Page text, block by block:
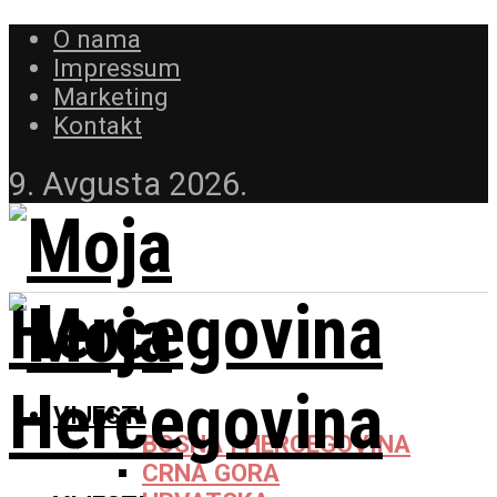
O nama
Impressum
Marketing
Kontakt
9. Avgusta 2026.
VIJESTI
BOSNA I HERCEGOVINA
CRNA GORA